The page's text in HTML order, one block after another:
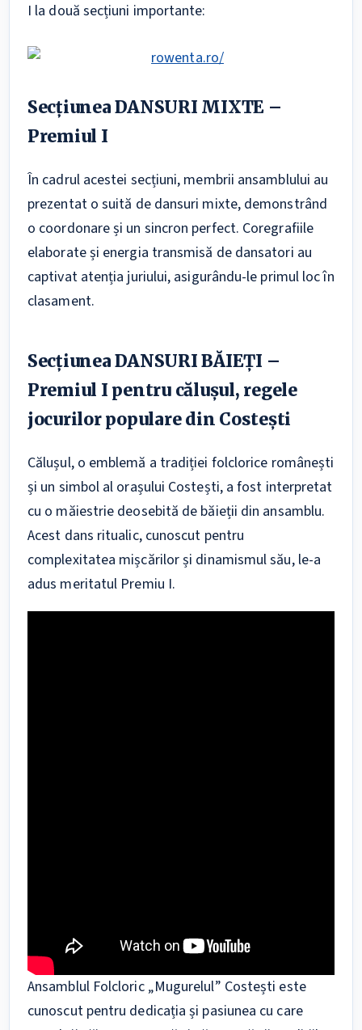
I la două secțiuni importante:
Secțiunea DANSURI MIXTE –
Premiul I
În cadrul acestei secțiuni, membrii ansamblului au
prezentat o suită de dansuri mixte, demonstrând
o coordonare și un sincron perfect. Coregrafiile
elaborate și energia transmisă de dansatori au
captivat atenția juriului, asigurându-le primul loc în
clasament.
Secțiunea DANSURI BĂIEȚI –
Premiul I pentru călușul, regele
jocurilor populare din Costești
Călușul, o emblemă a tradiției folclorice românești
și un simbol al orașului Costești, a fost interpretat
cu o măiestrie deosebită de băieții din ansamblu.
Acest dans ritualic, cunoscut pentru
complexitatea mișcărilor și dinamismul său, le-a
adus meritatul Premiu I.
Ansamblul Folcloric „Mugurelul” Costești este
cunoscut pentru dedicația și pasiunea cu care